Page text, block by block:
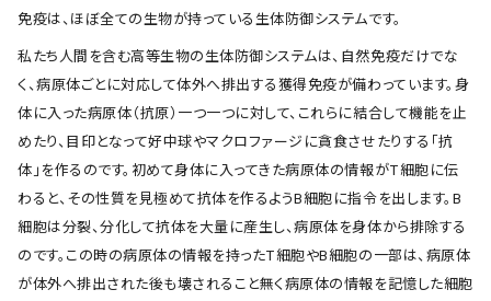
免疫は、ほぼ全ての生物が持っている生体防御システムです。
私たち人間を含む高等生物の生体防御システムは、自然免疫だけでな
く、病原体ごとに対応して体外へ排出する獲得免疫が備わっています。身
体に入った病原体（抗原）一つ一つに対して、これらに結合して機能を止
めたり、目印となって好中球やマクロファージに貪食させたりする「抗
体」を作るのです。初めて身体に入ってきた病原体の情報がT細胞に伝
わると、その性質を見極めて抗体を作るようB細胞に指令を出します。B
細胞は分裂、分化して抗体を大量に産生し、病原体を身体から排除する
のです。この時の病原体の情報を持ったT細胞やB細胞の一部は、病原体
が体外へ排出された後も壊されること無く病原体の情報を記憶した細胞